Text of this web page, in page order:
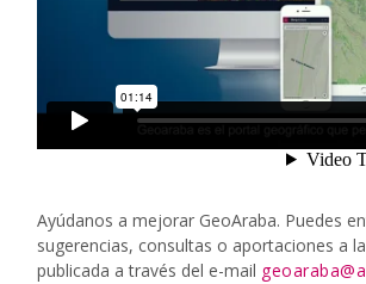
Ayúdanos a mejorar GeoAraba. Puedes
sugerencias, consultas o aportaciones a
publicada a través del e-mail